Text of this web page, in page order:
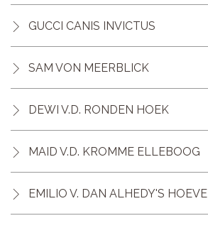
GUCCI CANIS INVICTUS
SAM VON MEERBLICK
DEWI V.D. RONDEN HOEK
MAID V.D. KROMME ELLEBOOG
EMILIO V. DAN ALHEDY'S HOEVE